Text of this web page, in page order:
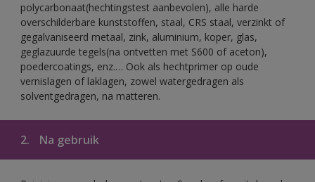
polycarbonaat(hechtingstest aanbevolen), alle harde
overschilderbare kunststoffen, staal, CRS staal, verzinkt of
gegalvaniseerd metaal, zink, aluminium, koper, glas,
geglazuurde tegels(na ontvetten met S600 of aceton),
poedercoatings, enz.… Ook als hechtprimer op oude
vernislagen of laklagen, zowel watergedragen als
solventgedragen, na matteren.
2. Na gebruik